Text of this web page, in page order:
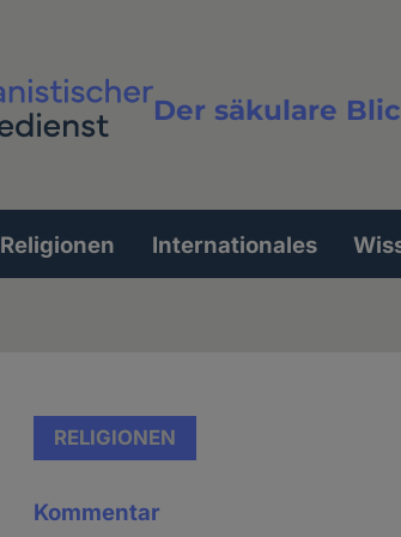
Der säkulare
Volltextsuche
Religionen Internationales
RELIGIONEN
Kommentar